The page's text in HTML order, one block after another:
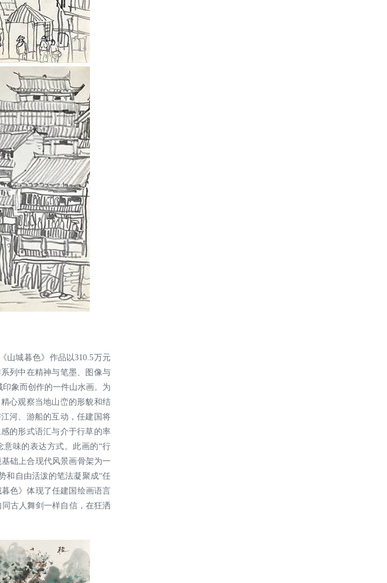
山城暮色》作品以310.5万元
列中在精神与笔墨、图像与
象而创作的一件山水画。为
心观察当地山峦的形貌和结
河、游船的互动，任建国将
的形式语汇与介于行草的率
意味的表达方式。此画的“行
础上合现代风景画骨架为一
和自由活泼的笔法凝聚成“任
色》体现了任建国绘画语言
同古人舞剑一样自信，在狂洒